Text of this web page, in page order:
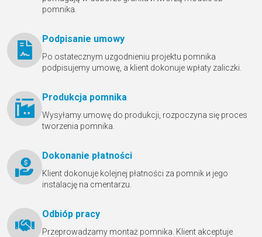
pomnika.
Podpisanie umowy
Po ostatecznym uzgodnieniu projektu pomnika
podpisujemy umowę, a klient dokonuje wpłaty zaliczki.
Produkcja pomnika
Wysyłamy umowę do produkcji, rozpoczyna się proces
tworzenia pomnika.
Dokonanie płatności
Klient dokonuje kolejnej płatności za pomnik и jego
instalację na cmentarzu.
Odbióр pracy
Przeprowadzamy montaż pomnika. Klient akceptuje